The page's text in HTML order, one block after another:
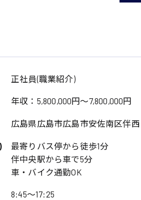
正社員(職業紹介)
年収：5,800,000円～7,800,000円
広島県広島市広島市安佐南区伴西
最寄りバス停から徒歩1分
伴中央駅から車で5分
車・バイク通勤OK
8:45〜17:25